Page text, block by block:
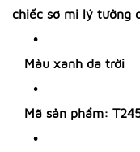
chiếc sơ mi lý tưởng
Màu xanh da trời
Mã sản phẩm: